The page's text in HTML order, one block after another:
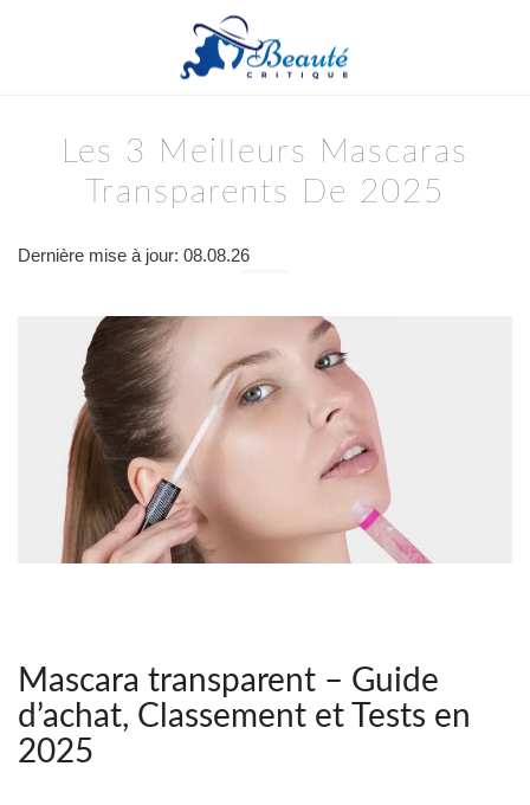
Les 3 Meilleurs Mascaras
Transparents De 2025
Dernière mise à jour: 08.08.26
Mascara transparent – Guide
d’achat, Classement et Tests en
2025